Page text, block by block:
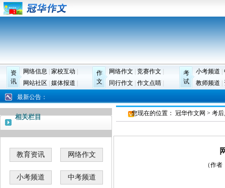
资
讯
网络信息 家校互动
作
文
网络作文 竞赛作文
考
试
小考频道
网站社区
媒体报道 同行作文 作文点睛 教师频道
最新公告：
相关栏目
教育资讯 网络作文
小考频道 中考频道
您现在的位置： 冠华作文网 > 考
（作者